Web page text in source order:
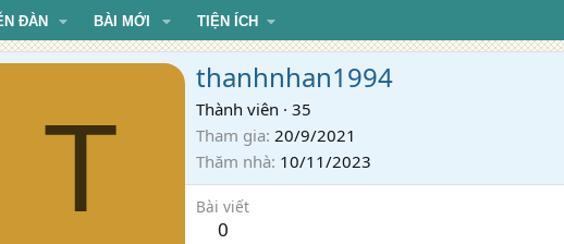
ĐÀN BÀI MỚI TIỆN ÍCH
T
thanhnhan1994
Thành viên · 35
Tham gia 20/9/2021
Thăm nhà 10/11/2023
Bài viết
0